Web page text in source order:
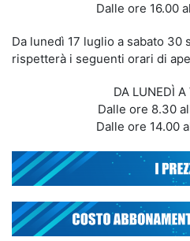
Dalle ore 16.00
Da lunedì 17 luglio a sabato
rispetterà i seguenti orari di
DA LUNEDÌ A
Dalle ore 8.30
Dalle ore 14.00